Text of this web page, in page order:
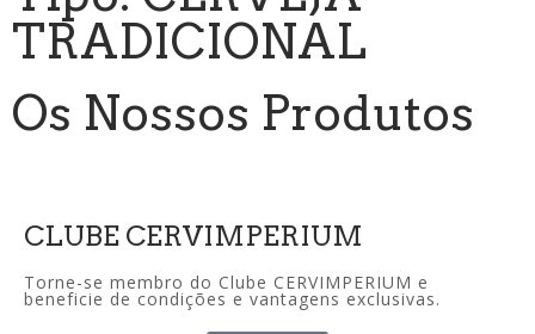
TRADICIONAL
Os Nossos Produtos
CLUBE CERVIMPERIUM
Torne-se membro do Clube CERVIMPERIUM e
beneficie de condições e vantagens exclusivas.